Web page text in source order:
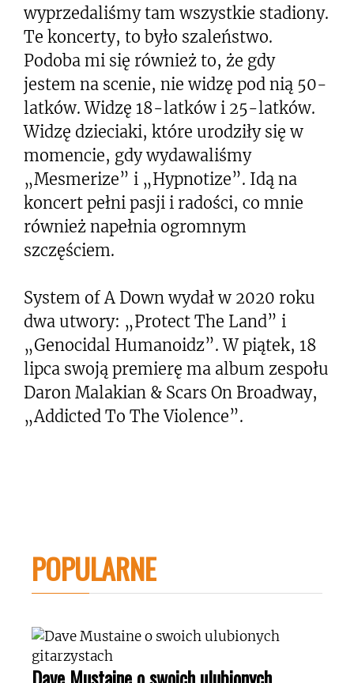
wyprzedaliśmy tam wszystkie stadiony.
Te koncerty, to było szaleństwo.
Podoba mi się również to, że gdy
jestem na scenie, nie widzę pod nią 50-
latków. Widzę 18-latków i 25-latków.
Widzę dzieciaki, które urodziły się w
momencie, gdy wydawaliśmy
„Mesmerize” i „Hypnotize”. Idą na
koncert pełni pasji i radości, co mnie
również napełnia ogromnym
szczęściem.
System of A Down wydał w 2020 roku
dwa utwory: „Protect The Land” i
„Genocidal Humanoidz”. W piątek, 18
lipca swoją premierę ma album zespołu
Daron Malakian & Scars On Broadway,
„Addicted To The Violence”.
POPULARNE